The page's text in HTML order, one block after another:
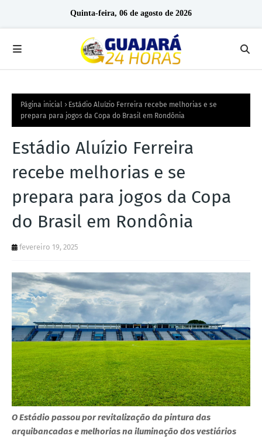
Quinta-feira, 06 de agosto de 2026
Página inicial
Estádio Aluízio Ferreira recebe melhorias e se
prepara para jogos da Copa do Brasil em Rondônia
Estádio Aluízio Ferreira
recebe melhorias e se
prepara para jogos da Copa
do Brasil em Rondônia
fevereiro 19, 2025
O Estádio passou por revitalização da pintura das
arquibancadas e melhorias na iluminação dos vestiários